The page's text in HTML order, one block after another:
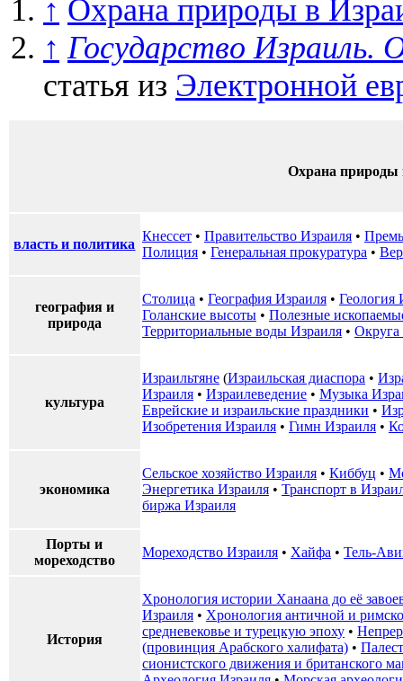
↑ Охрана природы в
↑ Государство
статья из Электронной
Охрана природы
власть и политика
Кнессет • Правительство Израиля •
Полиция • Генеральная прокуратура •
география и
природа
Столица • География Израиля • Геология
Голанские высоты • Полезные
Территориальные воды Израиля‎‎ • Округа
культура
Израильтяне (Израильская диаспора •
Израиля • Израилеведение • Музыка
Еврейские и израильские праздники •
Изобретения Израиля • Гимн Израиля •
экономика
Сельское хозяйство Израиля • Киббуц •
Энергетика Израиля • Транспорт в
биржа Израиля
Порты и
мореходство
Мореходство Израиля • Хайфа • Тель-
История
Хронология истории Ханаана до её
Израиля • Хронология античной и
средневековье и турецкую эпоху •
(провинция Арабского халифата) •
сионистского движения и британского